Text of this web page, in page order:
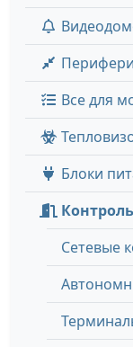
Все для
Блоки
Сетевые